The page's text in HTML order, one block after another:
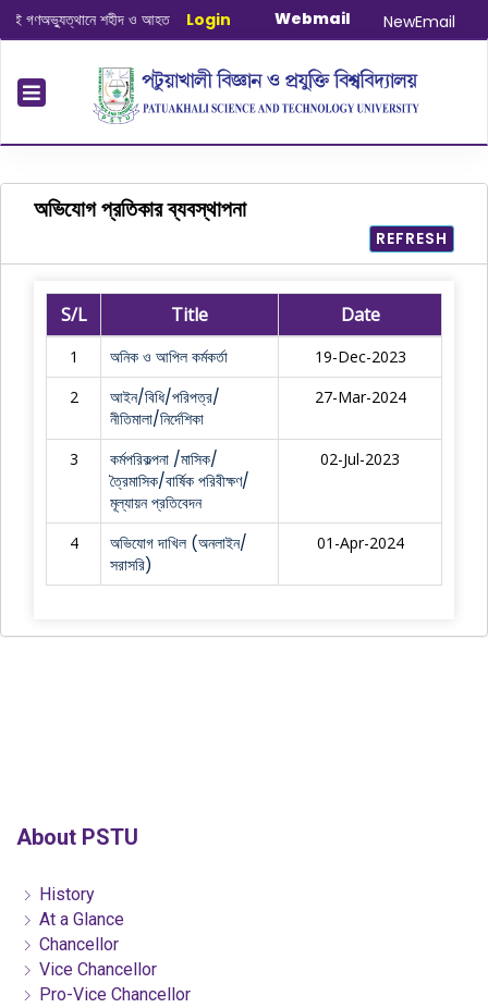
শহীদ ও আহত যোদ্ধাদের স্মরণে আলোচনা সভা ও দোয়া অনুষ্ঠান সংক্রান্ত|
Login Webmail NewEmail
অভিযোগ প্রতিকার ব্যবস্থাপনা
REFRESH
S/L Title Date
1 অনিক ও আপিল কর্মকর্তা
19-Dec-2023
2
আইন/বিধি/পরিপত্র/
নীতিমালা/নির্দেশিকা
27-Mar-2024
3
কর্মপরিকল্পনা /মাসিক/
ত্রৈমাসিক/বার্ষিক পরিবীক্ষণ/
মূল্যায়ন প্রতিবেদন
02-Jul-2023
4
অভিযোগ দাখিল (অনলাইন/
সরাসরি)
01-Apr-2024
About PSTU
History
At a Glance
Chancellor
Vice Chancellor
Pro-Vice Chancellor